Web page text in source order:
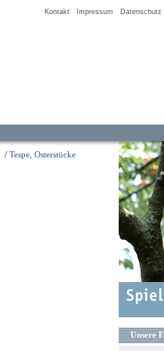
Kontakt Impressum Datenschutz
/ Tespe, Osterstücke
Unsere